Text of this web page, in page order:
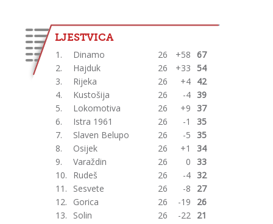
LJESTVICA
1. Dinamo 26 +58
67
2.
Hajduk 26 +33 54
3.
Rijeka 26 +4 42
4.
Kustošija 26 -4 39
5.
Lokomotiva 26 +9 37
6.
Istra 1961 26 -1
35
7.
Slaven Belupo 26 -5 35
8.
Osijek 26 +1
34
9.
Varaždin 26 0 33
10.
Rudeš 26 -4 32
11.
Sesvete 26 -8
27
12.
Gorica 26 -19
26
13.
Solin 26 -22 21